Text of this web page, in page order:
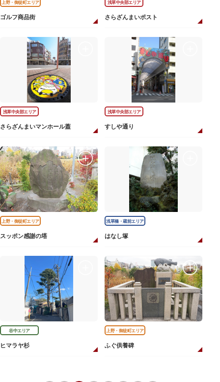
上野・御徒町エリア
ゴルフ商品街
浅草中央部エリア
さらざんまいポスト
浅草中央部エリア
さらざんまいマンホール蓋
浅草中央部エリア
すしや通り
上野・御徒町エリア
スッポン感謝の塔
浅草橋・蔵前エリア
はなし塚
谷中エリア
ヒマラヤ杉
上野・御徒町エリア
ふぐ供養碑